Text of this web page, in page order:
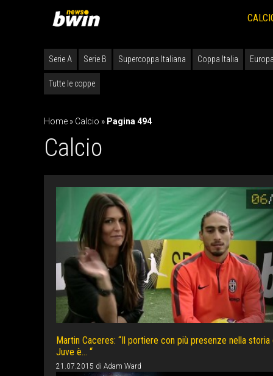
Serie A Serie B Supercoppa Italiana Coppa Italia
Tutte le coppe
Home » Calcio » Pagina 494
Calcio
Martin Caceres: “Il portiere con più presenze nella storia
Juve è… “
21.07.2015 di Adam Ward